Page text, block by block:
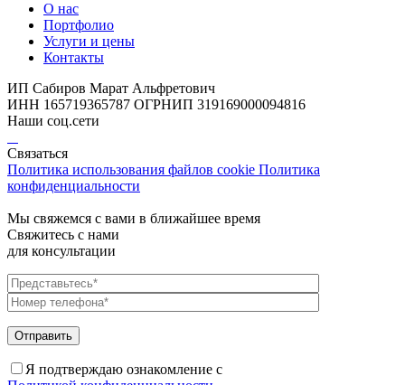
О нас
Портфолио
Услуги и цены
Контакты
ИП Сабиров Марат Альфретович
ИНН 165719365787 ОГРНИП 319169000094816
Наши соц.сети
Связаться
Политика использования файлов cookie Политика
конфиденциальности
Мы свяжемся с вами в ближайшее время
Свяжитесь с нами
для консультации
Я подтверждаю ознакомление с